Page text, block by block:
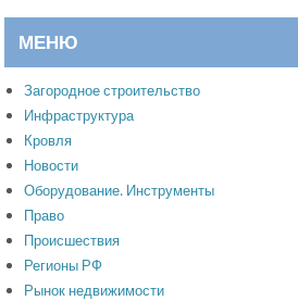
МЕНЮ
Загородное строительство
Инфраструктура
Кровля
Новости
Оборудование. Инструменты
Право
Происшествия
Регионы РФ
Рынок недвижимости